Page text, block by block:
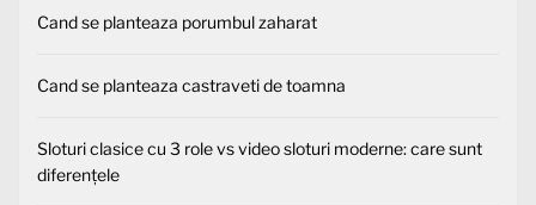
Cand se planteaza porumbul zaharat
Cand se planteaza castraveti de toamna
Sloturi clasice cu 3 role vs video sloturi moderne: care sunt
diferențele